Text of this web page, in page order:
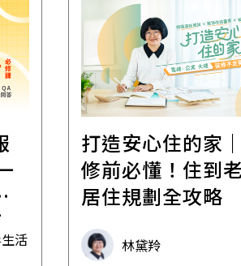
活
打造安心住的家
修前必懂！住到
居住規劃全攻略
林黛羚